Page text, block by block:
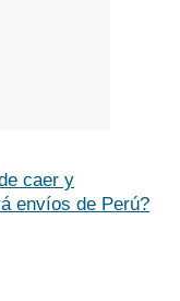
caer y
envíos de Perú?